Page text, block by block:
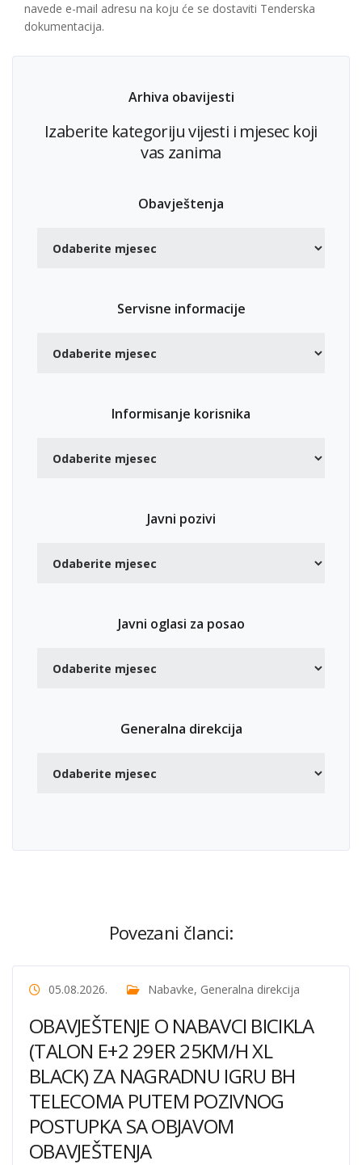
navede e-mail adresu na koju će se dostaviti Tenderska
dokumentacija.
Arhiva obavijesti
Izaberite kategoriju vijesti i mjesec koji
vas zanima
Obavještenja
Servisne informacije
Informisanje korisnika
Javni pozivi
Javni oglasi za posao
Generalna direkcija
Povezani članci:
05.08.2026. Nabavke, Generalna direkcija
OBAVJEŠTENJE O NABAVCI BICIKLA
(TALON E+2 29ER 25KM/H XL
BLACK) ZA NAGRADNU IGRU BH
TELECOMA PUTEM POZIVNOG
POSTUPKA SA OBJAVOM
OBAVJEŠTENJA